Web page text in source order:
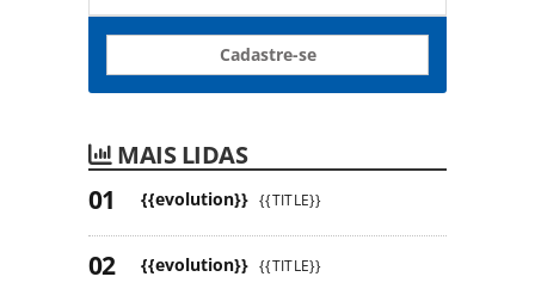
Cadastre-se
MAIS LIDAS
{{evolution}} {{TITLE}}
{{evolution}} {{TITLE}}